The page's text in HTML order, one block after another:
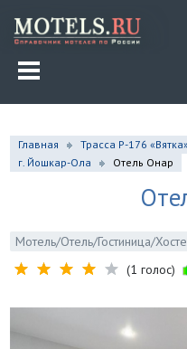
Главная Трасса Р-176 «Вятка»
г. Йошкар-Ола
Отель Онар
Мотель/Отель/Гостиница/
(1 голос)